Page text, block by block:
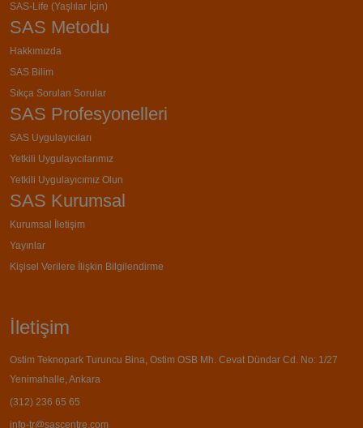
SAS-Life (Yaşlılar İçin)
SAS Metodu
Hakkımızda
SAS Bilim
Sıkça Sorulan Sorular
SAS Profesyonelleri
SAS Uygulayıcıları
Yetkili Uygulayıcılarımız
Yetkili Uygulayıcımız Olun
SAS Kurumsal
Kurumsal İletişim
Yayınlar
Kişisel Verilere İlişkin Bilgilendirme
İletişim
Ostim Teknopark Turuncu Bina, Ostim OSB Mh. Cevat Dündar Cd. No: 1/27
Yenimahalle, Ankara
(312) 236 65 65
info-tr@sascentre.com